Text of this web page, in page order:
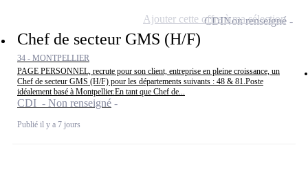
Chef de secteur GMS (H/F)
34 - MONTPELLIER
PAGE PERSONNEL, recrute pour son client, entreprise en pleine croissance, un
Chef de secteur GMS (H/F) pour les départements suivants : 48 & 81.Poste
idéalement basé à Montpellier.En tant que Chef de...
CDI - Non renseigné
Publié il y a 7 jours
CDINon renseigné
Ajouter cette offre à ma sélection